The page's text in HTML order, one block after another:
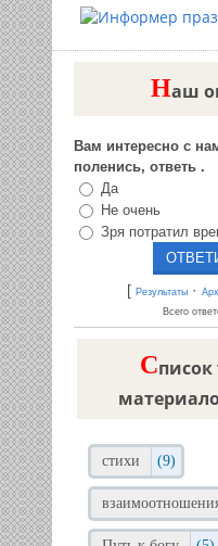
Наш
Вам интересно с
поленись, ответь .
Да
Не очень
Зря потратил
[ Результаты ·
Всего
Cписок
стихи (9)